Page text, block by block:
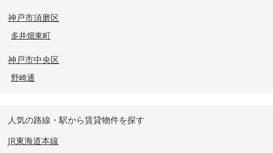
神戸市須磨区
多井畑東町
神戸市中央区
野崎通
人気の路線・駅から賃貸物件を探す
JR東海道本線